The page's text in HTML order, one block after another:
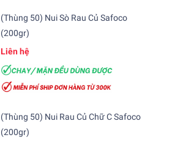
(Thùng 50) Nui Sò Rau Củ Safoco
(200gr)
Liên hệ
(Thùng 50) Nui Rau Củ Chữ C Safoco
(200gr)